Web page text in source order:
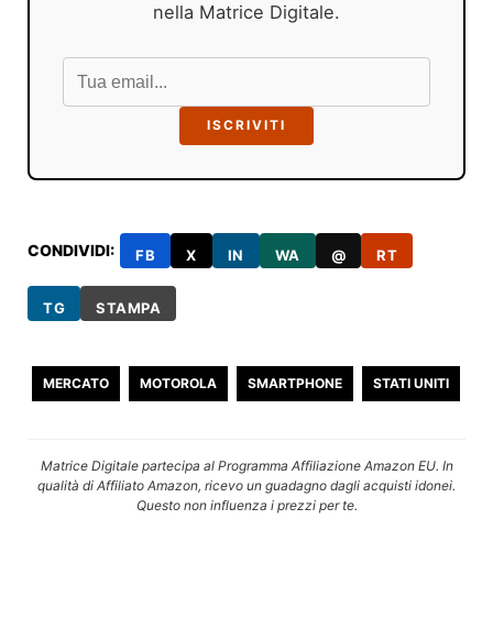
nella Matrice Digitale.
ISCRIVITI
CONDIVIDI: FB X IN WA @ RT
TG STAMPA
MERCATO MOTOROLA SMARTPHONE STATI UNITI
Matrice Digitale partecipa al Programma Affiliazione Amazon EU. In
qualità di Affiliato Amazon, ricevo un guadagno dagli acquisti idonei.
Questo non influenza i prezzi per te.